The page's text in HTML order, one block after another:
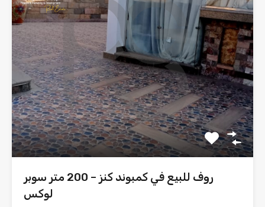
روف للبيع في كمبوند كنز – 200 متر سوبر
لوكس